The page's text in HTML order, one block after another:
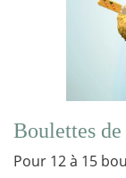
Boulettes
Pour 12 à 15